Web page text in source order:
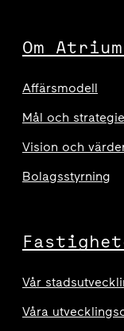
Om
Affärsmodell
Mål och
Vision och
Bolagsstyrning
Vår
Våra